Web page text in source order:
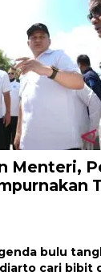
Menteri,
bulu
cari bibit